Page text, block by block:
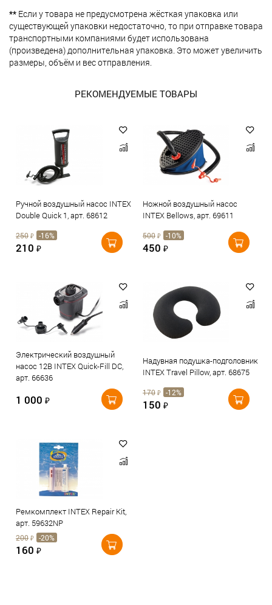
** Если у товара не предусмотрена жёсткая упаковка или
существующей упаковки недостаточно, то при отправке товара
транспортными компаниями будет использована
(произведена) дополнительная упаковка. Это может увеличить
размеры, объём и вес отправления.
РЕКОМЕНДУЕМЫЕ ТОВАРЫ
Ручной воздушный насос INTEX
Double Quick 1, арт. 68612
250 ₽ -16%
210 ₽
Ножной воздушный насос
INTEX Bellows, арт. 69611
500 ₽ -10%
450 ₽
Электрический воздушный
насос 12В INTEX Quick-Fill DC,
арт. 66636
1 000 ₽
Надувная подушка-подголовник
INTEX Travel Pillow, арт. 68675
170 ₽ -12%
150 ₽
Ремкомплект INTEX Repair Kit,
арт. 59632NP
200 ₽ -20%
160 ₽